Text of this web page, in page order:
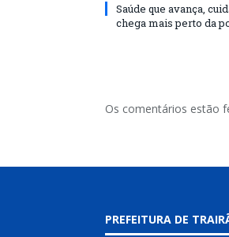
Saúde que avança,
chega mais perto da
Os comentários estão
PREFEITURA DE